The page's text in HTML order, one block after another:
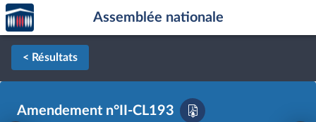
Aller au contenu
Aller en bas de la page
Accèder
à la
page
d'accueil
Assemblée nationale
< Résultats
Amendement n°II-CL193